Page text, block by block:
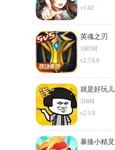
v1.02
英魂之刃
1685M
v2.7.6.0
就是好玩儿
316M
v2.3.9
暴揍小精灵